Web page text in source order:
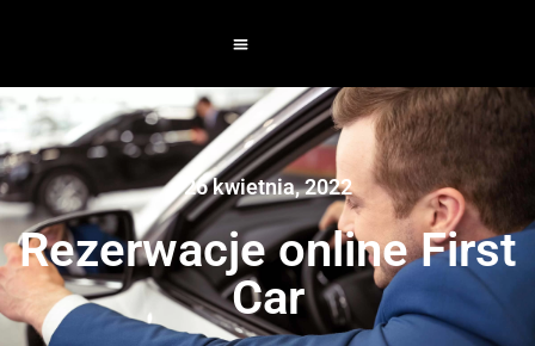
26 kwietnia, 2022
Rezerwacje online First
Car